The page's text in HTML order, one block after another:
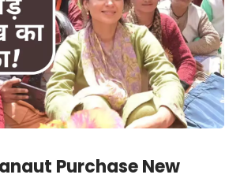
Purchase New